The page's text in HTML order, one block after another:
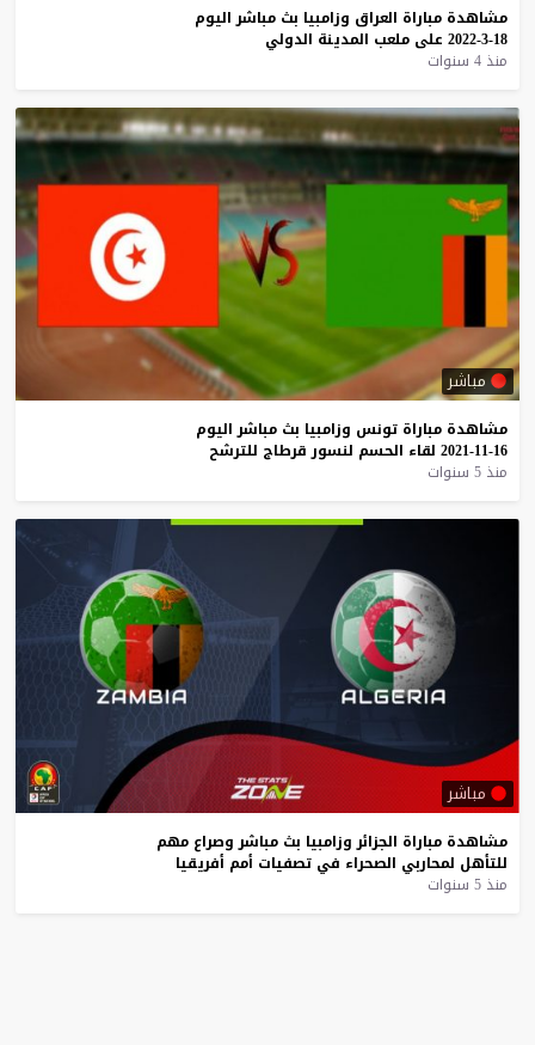
مشاهدة مباراة العراق وزامبيا بث مباشر اليوم
18-3-2022
على ملعب المدينة الدولي
منذ 4 سنوات
مباشر
مشاهدة مباراة تونس وزامبيا بث مباشر اليوم
16-11-2021
لقاء الحسم لنسور قرطاج للترشح
منذ 5 سنوات
مباشر
مشاهدة مباراة الجزائر وزامبيا بث مباشر وصراع مهم
للتأهل لمحاربي الصحراء في تصفيات أمم أفريقيا
منذ 5 سنوات